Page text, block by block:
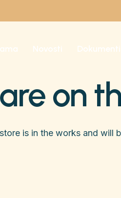
Novosti Dokumenti
on
is in the works and will